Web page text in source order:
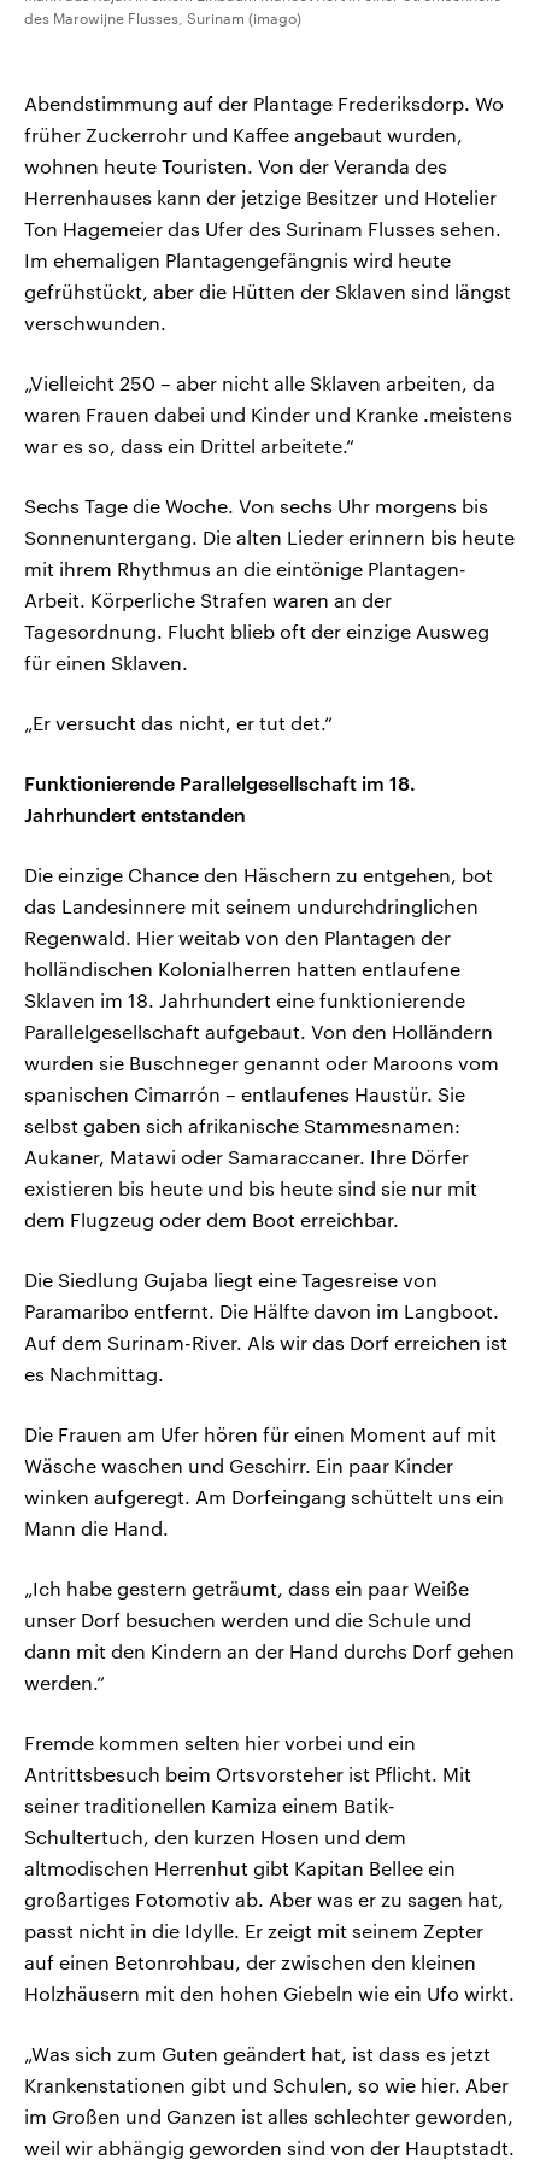
des Marowijne Flusses, Surinam (imago)
Abendstimmung auf der Plantage Frederiksdorp. Wo
früher Zuckerrohr und Kaffee angebaut wurden,
wohnen heute Touristen. Von der Veranda des
Herrenhauses kann der jetzige Besitzer und Hotelier
Ton Hagemeier das Ufer des Surinam Flusses sehen.
Im ehemaligen Plantagengefängnis wird heute
gefrühstückt, aber die Hütten der Sklaven sind längst
verschwunden.
„Vielleicht 250 – aber nicht alle Sklaven arbeiten, da
waren Frauen dabei und Kinder und Kranke .meistens
war es so, dass ein Drittel arbeitete.“
Sechs Tage die Woche. Von sechs Uhr morgens bis
Sonnenuntergang. Die alten Lieder erinnern bis heute
mit ihrem Rhythmus an die eintönige Plantagen-
Arbeit. Körperliche Strafen waren an der
Tagesordnung. Flucht blieb oft der einzige Ausweg
für einen Sklaven.
„Er versucht das nicht, er tut det.“
Funktionierende Parallelgesellschaft im 18.
Jahrhundert entstanden
Die einzige Chance den Häschern zu entgehen, bot
das Landesinnere mit seinem undurchdringlichen
Regenwald. Hier weitab von den Plantagen der
holländischen Kolonialherren hatten entlaufene
Sklaven im 18. Jahrhundert eine funktionierende
Parallelgesellschaft aufgebaut. Von den Holländern
wurden sie Buschneger genannt oder Maroons vom
spanischen Cimarrón – entlaufenes Haustür. Sie
selbst gaben sich afrikanische Stammesnamen:
Aukaner, Matawi oder Samaraccaner. Ihre Dörfer
existieren bis heute und bis heute sind sie nur mit
dem Flugzeug oder dem Boot erreichbar.
Die Siedlung Gujaba liegt eine Tagesreise von
Paramaribo entfernt. Die Hälfte davon im Langboot.
Auf dem Surinam-River. Als wir das Dorf erreichen ist
es Nachmittag.
Die Frauen am Ufer hören für einen Moment auf mit
Wäsche waschen und Geschirr. Ein paar Kinder
winken aufgeregt. Am Dorfeingang schüttelt uns ein
Mann die Hand.
„Ich habe gestern geträumt, dass ein paar Weiße
unser Dorf besuchen werden und die Schule und
dann mit den Kindern an der Hand durchs Dorf gehen
werden.“
Fremde kommen selten hier vorbei und ein
Antrittsbesuch beim Ortsvorsteher ist Pflicht. Mit
seiner traditionellen Kamiza einem Batik-
Schultertuch, den kurzen Hosen und dem
altmodischen Herrenhut gibt Kapitan Bellee ein
großartiges Fotomotiv ab. Aber was er zu sagen hat,
passt nicht in die Idylle. Er zeigt mit seinem Zepter
auf einen Betonrohbau, der zwischen den kleinen
Holzhäusern mit den hohen Giebeln wie ein Ufo wirkt.
„Was sich zum Guten geändert hat, ist dass es jetzt
Krankenstationen gibt und Schulen, so wie hier. Aber
im Großen und Ganzen ist alles schlechter geworden,
weil wir abhängig geworden sind von der Hauptstadt.